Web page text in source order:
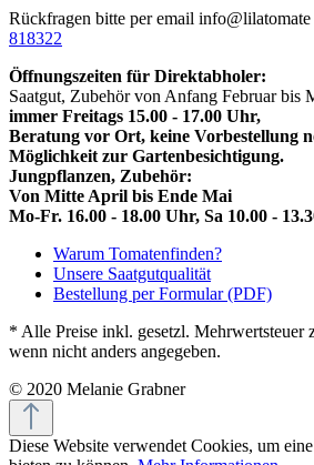
Rückfragen bitte per email info@lilatomate
818322
Öffnungszeiten für Direktabholer:
Saatgut, Zubehör von Anfang Februar bis
immer Freitags 15.00 - 17.00 Uhr,
Beratung vor Ort, keine Vorbestellung
Möglichkeit zur Gartenbesichtigung.
Jungpflanzen, Zubehör:
Von Mitte April bis Ende Mai
Mo-Fr. 16.00 - 18.00 Uhr, Sa 10.00 -
Warum Tomatenfinden?
Unsere Saatgutqualität
Bestellung per Formular (PDF)
* Alle Preise inkl. gesetzl. Mehrwertsteuer
wenn nicht anders angegeben.
© 2020 Melanie Grabner
Diese Website verwendet Cookies, um